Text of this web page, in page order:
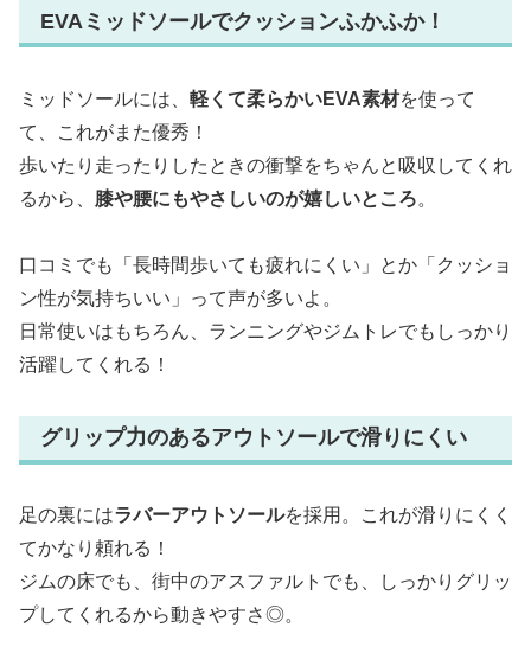
EVAミッドソールでクッションふかふか！
ミッドソールには、 軽くて柔らかいEVA素材を使って
て、これがまた優秀！
歩いたり走ったりしたときの衝撃をちゃんと吸収してくれ
るから、 膝や腰にもやさしいのが嬉しいところ。
口コミでも「長時間歩いても疲れにくい」とか「クッショ
ン性が気持ちいい」って声が多いよ。
日常使いはもちろん、ランニングやジムトレでもしっかり
活躍してくれる！
グリップ力のあるアウトソールで滑りにくい
足の裏にはラバーアウトソールを採用。これが滑りにくく
てかなり頼れる！
ジムの床でも、街中のアスファルトでも、しっかりグリッ
プしてくれるから動きやすさ◎。